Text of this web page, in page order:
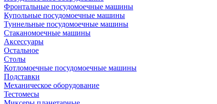
Фронтальные посудомоечные машины
Купольные посудомоечные машины
Туннельные посудомоечные машины
Стаканомоечные машины
Аксессуары
Остальное
Столы
Котломоечные посудомоечные машины
Подставки
Механическое оборудование
Тестомесы